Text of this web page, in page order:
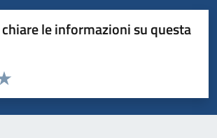
le informazioni su questa
la pagina
5 stelle su 5
4 stelle su 5
su 5
su 5
5